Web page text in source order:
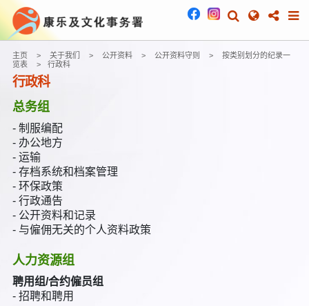
主页 关于我们 公开资料 公开资料守则
按类别划分的纪录一
览表
行政科
行政科
总务组
- 制服编配
- 办公地方
- 运输
- 存档系统和档案管理
- 环保政策
- 行政通告
- 公开资料和记录
- 与僱佣无关的个人资料政策
人力资源组
聘用组/合约僱员组
- 招聘和聘用